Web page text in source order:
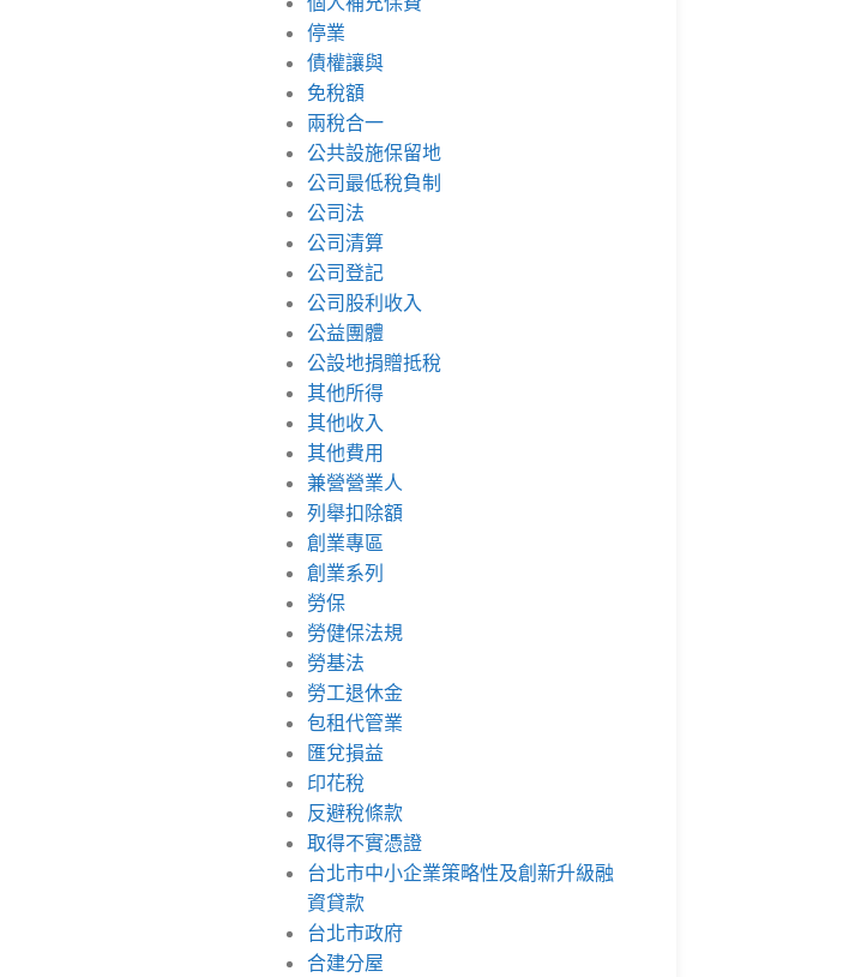
停業
債權讓與
免稅額
兩稅合一
公共設施保留地
公司最低稅負制
公司法
公司清算
公司登記
公司股利收入
公益團體
公設地捐贈抵稅
其他所得
其他收入
其他費用
兼營營業人
列舉扣除額
創業專區
創業系列
勞保
勞健保法規
勞基法
勞工退休金
包租代管業
匯兌損益
印花稅
反避稅條款
取得不實憑證
台北市中小企業策略性及創新升級融
資貸款
台北市政府
合建分屋